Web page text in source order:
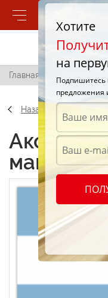
Позвонить
Главная /
Назад
машину
Хотите
на
Подпишитесь
предложения